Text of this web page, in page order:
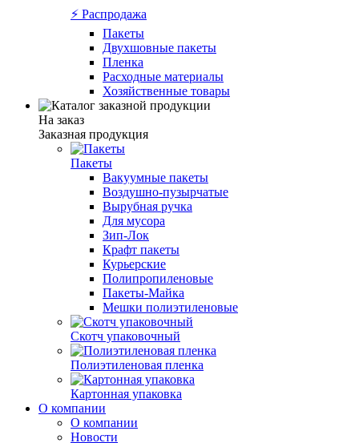
⚡️ Распродажа
Пакеты
Двухшовные пакеты
Пленка
Расходные материалы
Хозяйственные товары
На заказ
Заказная продукция
Пакеты
Вакуумные пакеты
Воздушно-пузырчатые
Вырубная ручка
Для мусора
Зип-Лок
Крафт пакеты
Курьерские
Полипропиленовые
Пакеты-Майка
Мешки полиэтиленовые
Скотч упаковочный
Полиэтиленовая пленка
Картонная упаковка
О компании
О компании
Новости